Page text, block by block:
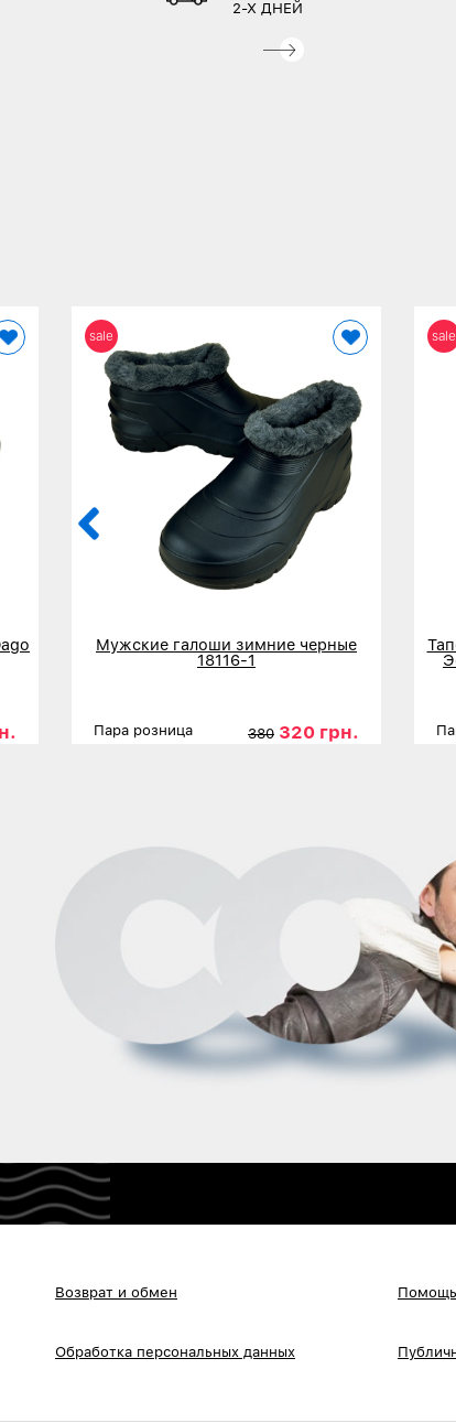
2-Х ДНЕЙ
Мужские галоши зимние черные
18116-1
Пара розница 380 320 грн.
sale sale
Возврат и обмен Помощь
Обработка персональных данных